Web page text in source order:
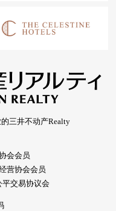
三井不动产Realty
会会员
营协会会员
平交易协议会